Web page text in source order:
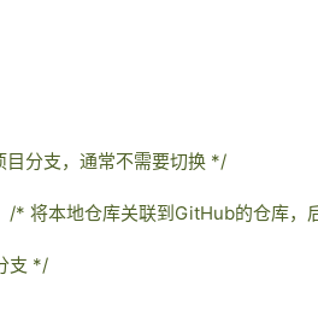
分支，通常不需要切换 */
/* 将本地仓库关联到GitHub的仓库，
支 */